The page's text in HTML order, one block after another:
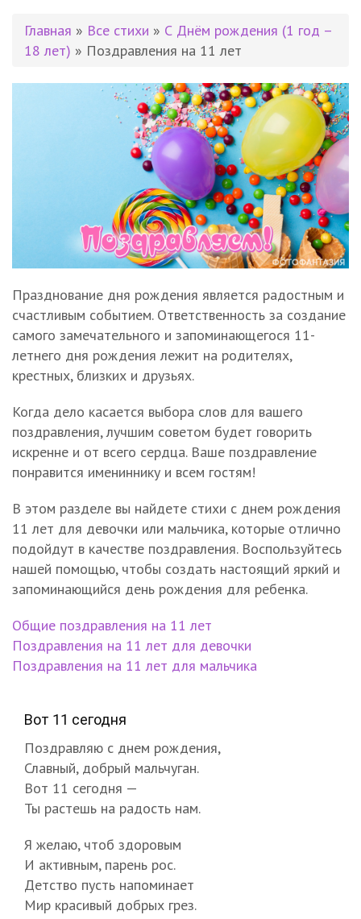
Главная » Все стихи » С Днём рождения (1 год –
18 лет) » Поздравления на 11 лет
Празднование дня рождения является радостным и
счастливым событием. Ответственность за создание
самого замечательного и запоминающегося 11-
летнего дня рождения лежит на родителях,
крестных, близких и друзьях.
Когда дело касается выбора слов для вашего
поздравления, лучшим советом будет говорить
искренне и от всего сердца. Ваше поздравление
понравится имениннику и всем гостям!
В этом разделе вы найдете стихи с днем рождения
11 лет для девочки или мальчика, которые отлично
подойдут в качестве поздравления. Воспользуйтесь
нашей помощью, чтобы создать настоящий яркий и
запоминающийся день рождения для ребенка.
Общие поздравления на 11 лет
Поздравления на 11 лет для девочки
Поздравления на 11 лет для мальчика
Вот 11 сегодня
Поздравляю с днем рождения,
Славный, добрый мальчуган.
Вот 11 сегодня —
Ты растешь на радость нам.
Я желаю, чтоб здоровым
И активным, парень рос.
Детство пусть напоминает
Мир красивый добрых грез.